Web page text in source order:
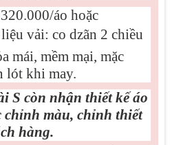
áo hoặc
vải: co dzãn 2 chiều
mái, mềm mại, mặc
lót khi may.
S còn nhận thiết kế áo
chỉnh màu, chỉnh thiết
hàng.